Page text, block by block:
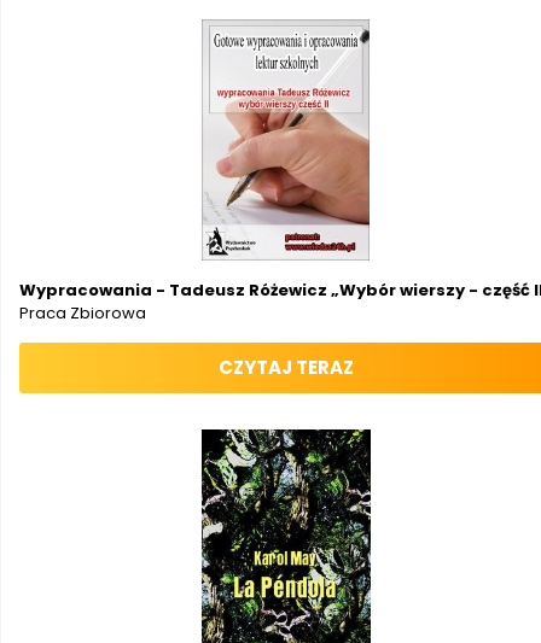
Wypracowania - Tadeusz Różewicz „Wybór wierszy - część
Praca Zbiorowa
CZYTAJ TERAZ